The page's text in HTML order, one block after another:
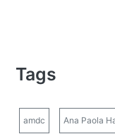
Tags
amdc Ana Paola